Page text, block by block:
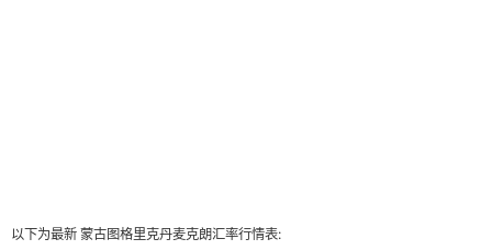
以下为最新 蒙古图格里克丹麦克朗汇率行情表: